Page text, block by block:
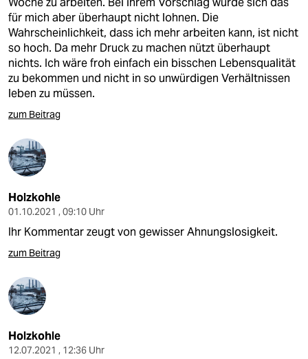
für mich aber überhaupt nicht lohnen. Die
Wahrscheinlichkeit, dass ich mehr arbeiten kann, ist nicht
so hoch. Da mehr Druck zu machen nützt überhaupt
nichts. Ich wäre froh einfach ein bisschen Lebensqualität
zu bekommen und nicht in so unwürdigen Verhältnissen
leben zu müssen.
zum Beitrag
Holzkohle
01.10.2021 , 09:10 Uhr
Ihr Kommentar zeugt von gewisser Ahnungslosigkeit.
zum Beitrag
Holzkohle
12.07.2021 , 12:36 Uhr